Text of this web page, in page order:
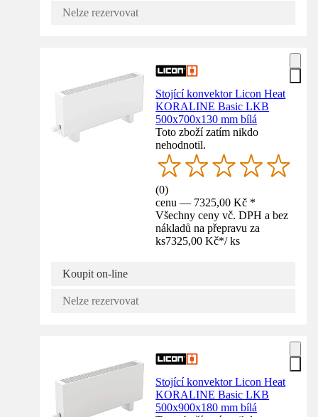
Nelze rezervovat
Stojící konvektor Licon Heat
KORALINE Basic LKB
500x700x130 mm bílá
Toto zboží zatím nikdo
nehodnotil.
(0)
cenu — 7325,00 Kč *
Všechny ceny vč. DPH a bez
nákladů na přepravu za
ks7325,00 Kč*/ ks
Koupit on-line
Nelze rezervovat
Stojící konvektor Licon Heat
KORALINE Basic LKB
500x900x180 mm bílá